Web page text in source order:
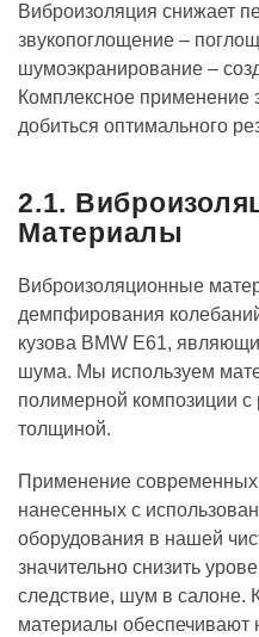
Виброизоляция снижает
звукопоглощение –
шумоэкранирование –
Комплексное применение
добиться оптимального
2.1.
Материалы
Виброизоляционные
демпфирования
кузова BMW E61,
шума. Мы используем
полимерной композиции с
толщиной.
Применение современных
нанесенных с
оборудования в нашей
значительно снизить
следствие, шум в салоне.
материалы обеспечивают